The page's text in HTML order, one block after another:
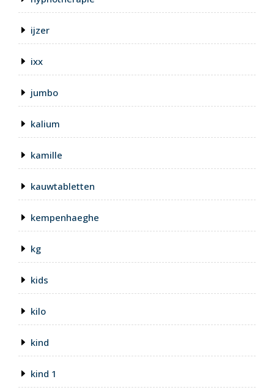
ijzer
ixx
jumbo
kalium
kamille
kauwtabletten
kempenhaeghe
kg
kids
kilo
kind
kind 1